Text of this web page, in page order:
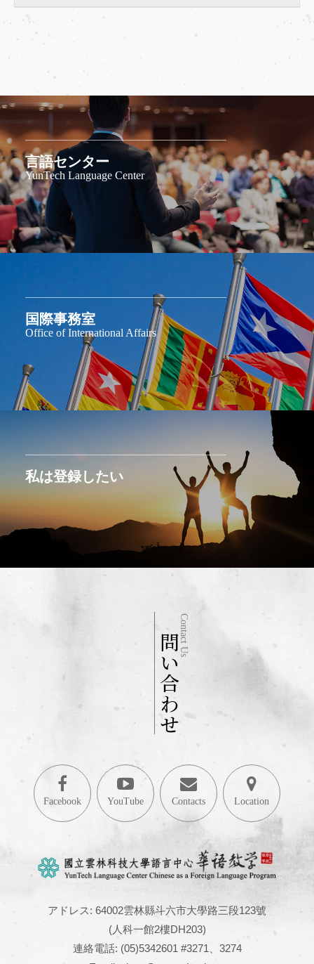
言語センター
YunTech Language Center
国際事務室
Office of International Affairs
私は登録したい
お問い合わせContact Us
Facebook YouTube Contacts Location
アドレス: 64002雲林縣斗六市大學路三段123號
(人科一館2樓DH203)
連絡電話: (05)5342601 #3271、3274